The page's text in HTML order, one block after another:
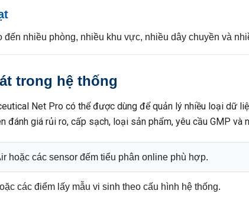
nhiều phòng, nhiều khu vực, nhiều dây chuyền và
trong hệ thống
Net Pro có thể được dùng để quản lý nhiều loại dữ
đánh giá rủi ro, cấp sạch, loại sản phẩm, yêu cầu GMP và
hoặc các sensor đếm tiểu phân online phù hợp.
các điểm lấy mẫu vi sinh theo cấu hình hệ thống.